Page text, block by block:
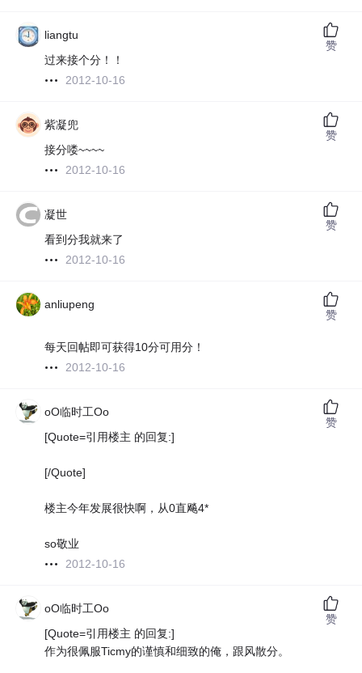
liangtu
过来接个分！！
2012-10-16
赞
紫凝兜
接分喽~~~~
2012-10-16
赞
凝世
看到分我就来了
2012-10-16
赞
anliupeng
每天回帖即可获得10分可用分！
2012-10-16
赞
oO临时工Oo
[Quote=引用楼主 的回复:]
[/Quote]
楼主今年发展很快啊，从0直飚4*
so敬业
2012-10-16
赞
oO临时工Oo
[Quote=引用楼主 的回复:]
作为很佩服Ticmy的谨慎和细致的俺，跟风散分。
赞